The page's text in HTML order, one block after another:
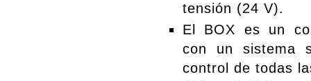
tensión (24 V).
El BOX es un
con un sistema
control de todas